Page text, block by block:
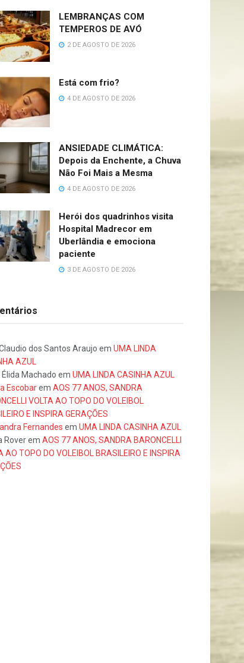
LEMBRANÇAS COM
TEMPEROS DE AVÓ
2 DE AGOSTO DE 2026
Está com frio?
4 DE AGOSTO DE 2026
ANSIEDADE CLIMÁTICA:
Depois da Enchente, a Chuva
Não Foi Mais a Mesma
4 DE AGOSTO DE 2026
Herói dos quadrinhos visita
Hospital Madrecor em
Uberlândia e emociona
paciente
3 DE AGOSTO DE 2026
dos Santos Araujo em UMA LINDA
AZUL
Élida Machado em UMA LINDA CASINHA AZUL
Escobarem AOS 77 ANOS, SANDRA
VOLTA AO TOPO DO VOLEIBOL
E INSPIRA GERAÇÕES
Fernandes em UMA LINDA CASINHA AZUL
Roverem AOS 77 ANOS, SANDRA BARONCELLI
AO TOPO DO VOLEIBOL BRASILEIRO E INSPIRA